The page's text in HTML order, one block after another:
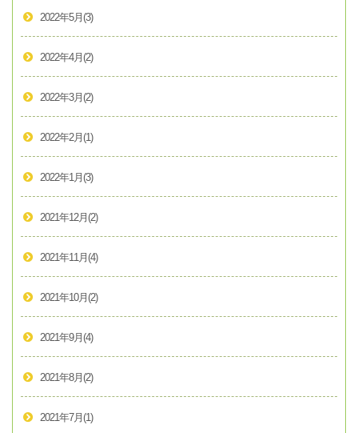
2022年5月 (3)
2022年4月 (2)
2022年3月 (2)
2022年2月 (1)
2022年1月 (3)
2021年12月 (2)
2021年11月 (4)
2021年10月 (2)
2021年9月 (4)
2021年8月 (2)
2021年7月 (1)